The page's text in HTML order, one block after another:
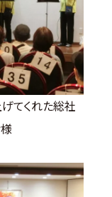
てくれた総社